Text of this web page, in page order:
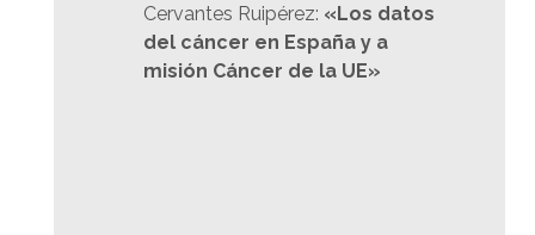
Cervantes Ruipérez: «Los datos
del cáncer en España y a
misión Cáncer de la UE»